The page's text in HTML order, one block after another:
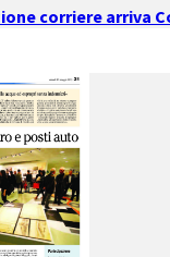
corriere arriva